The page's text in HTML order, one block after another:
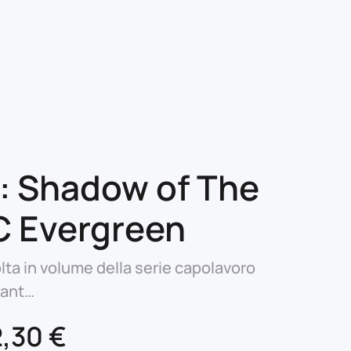
Shadow of The
Evergreen
in volume della serie capolavoro
€